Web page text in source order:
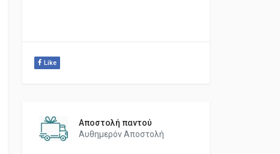
Like
Αποστολή παντού
Αυθημερόν Αποστολή